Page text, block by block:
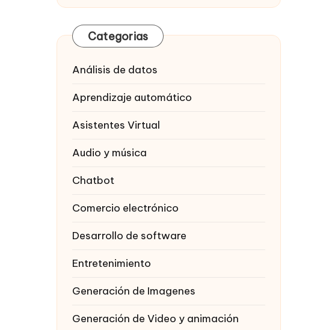
Categorias
Análisis de datos
Aprendizaje automático
Asistentes Virtual
Audio y música
Chatbot
Comercio electrónico
Desarrollo de software
Entretenimiento
Generación de Imagenes
Generación de Video y animación